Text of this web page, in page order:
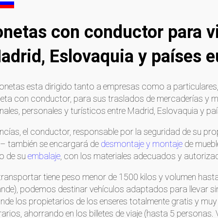
con conductor para
Eslovaquia y países
esta dirigido tanto a empresas como a
con conductor, para sus traslados de mercaderías y
personales y turísticos entre Madrid, Eslovaquia y
el conductor, responsable por la seguridad de su
también se encargará de desmontaje y montaje de
de su embalaje, con los materiales adecuados y
tiene peso menor de 1500 kilos y volumen
podemos destinar vehículos adaptados para llevar
los propietarios de los enseres totalmente gratis y
ahorrando en los billetes de viaje (hasta 5